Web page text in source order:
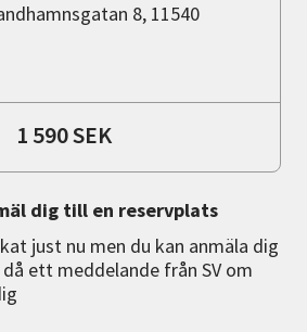
8, 11540
1 590 SEK
dig till en reservplats
just nu men du kan anmäla dig
ett meddelande från SV om